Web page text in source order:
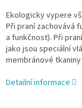
Ekologicky vypere
Při praní zachovává
a funkčnost). Při
jako jsou speciální
membránové
Detailní informace